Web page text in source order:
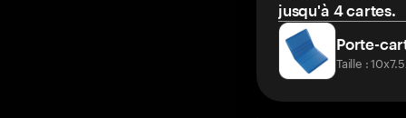
jusqu'à 4 cartes.
Porte-
Taille :